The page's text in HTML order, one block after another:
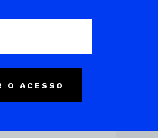
O ACESSO